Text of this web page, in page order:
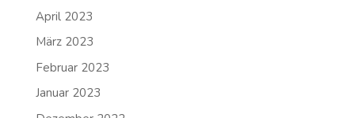
April 2023
März 2023
Februar 2023
Januar 2023